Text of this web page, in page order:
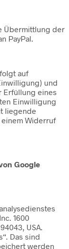
Übermittlung der
PayPal.
auf
und
Erfüllung eines
Einwilligung
liegende
Widerruf
Google
1600
USA.
Das sind
werden